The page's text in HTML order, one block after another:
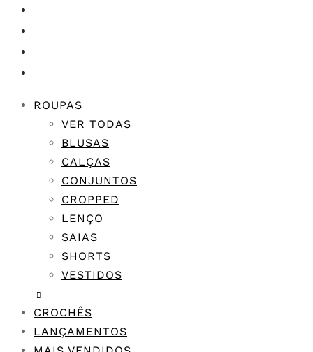
ROUPAS
VER TODAS
BLUSAS
CALÇAS
CONJUNTOS
CROPPED
LENÇO
SAIAS
SHORTS
VESTIDOS
CROCHÊS
LANÇAMENTOS